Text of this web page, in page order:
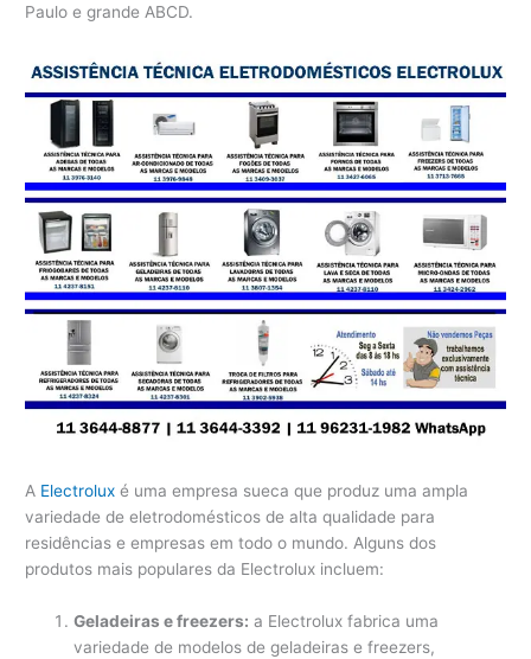
Paulo e grande ABCD.
A Electrolux é uma empresa sueca que produz uma ampla
variedade de eletrodomésticos de alta qualidade para
residências e empresas em todo o mundo. Alguns dos
produtos mais populares da Electrolux incluem:
Geladeiras e freezers: a Electrolux fabrica uma
variedade de modelos de geladeiras e freezers,